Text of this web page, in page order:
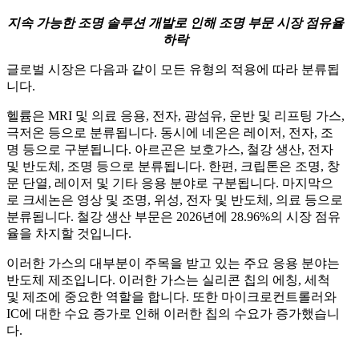
지속 가능한 조명 솔루션 개발로 인해 조명 부문 시장 점유율
하락
글로벌 시장은 다음과 같이 모든 유형의 적용에 따라 분류됩
니다.
헬륨은 MRI 및 의료 응용, 전자, 광섬유, 운반 및 리프팅 가스,
극저온 등으로 분류됩니다. 동시에 네온은 레이저, 전자, 조
명 등으로 구분됩니다. 아르곤은 보호가스, 철강 생산, 전자
및 반도체, 조명 등으로 분류됩니다. 한편, 크립톤은 조명, 창
문 단열, 레이저 및 기타 응용 분야로 구분됩니다. 마지막으
로 크세논은 영상 및 조명, 위성, 전자 및 반도체, 의료 등으로
분류됩니다. 철강 생산 부문은 2026년에 28.96%의 시장 점유
율을 차지할 것입니다.
이러한 가스의 대부분이 주목을 받고 있는 주요 응용 분야는
반도체 제조입니다. 이러한 가스는 실리콘 칩의 에칭, 세척
및 제조에 중요한 역할을 합니다. 또한 마이크로컨트롤러와
IC에 대한 수요 증가로 인해 이러한 칩의 수요가 증가했습니
다.